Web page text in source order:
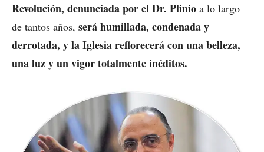
Revolución, denunciada por el Dr. Plinio a lo largo
de tantos años, será humillada, condenada y
derrotada, y la Iglesia reflorecerá con una belleza,
una luz y un vigor totalmente inéditos.